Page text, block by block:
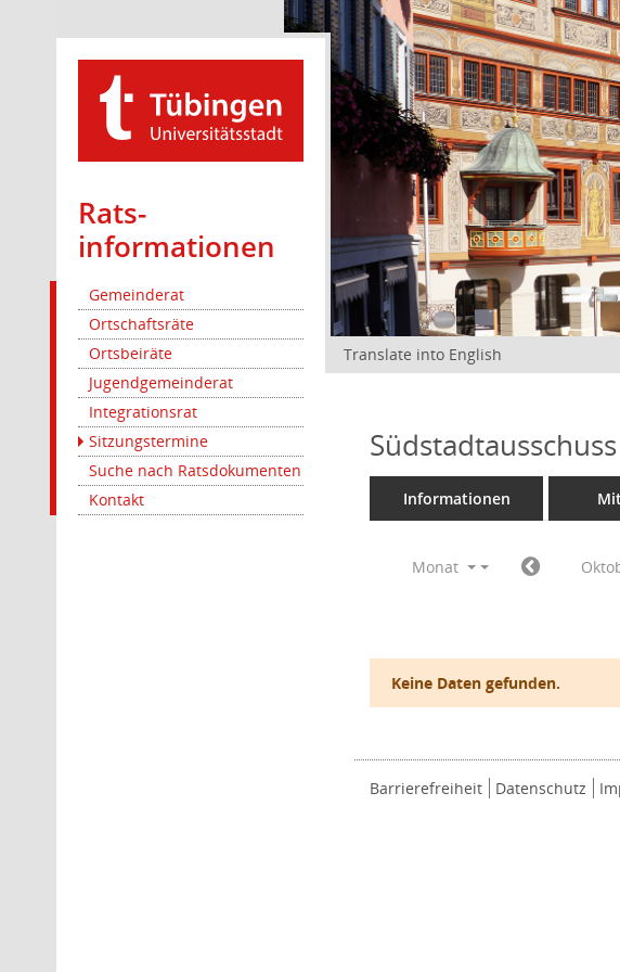
Rats­
informationen
Gemeinderat
Ortschaftsräte
Ortsbeiräte
Jugendgemeinderat
Integrationsrat
Sitzungstermine
Suche nach Ratsdokumenten
Kontakt
Translate into English
Informationen
Monat
Keine Daten gefunden.
Barrierefreiheit Datenschutz